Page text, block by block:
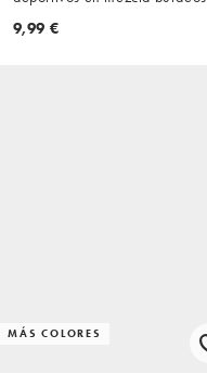
oscuro
9,99 €
MÁS COLORES